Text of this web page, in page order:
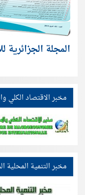
المجلة الجزائرية
مخبر الاقتصاد الكلي
مخبر التنمية المحلية